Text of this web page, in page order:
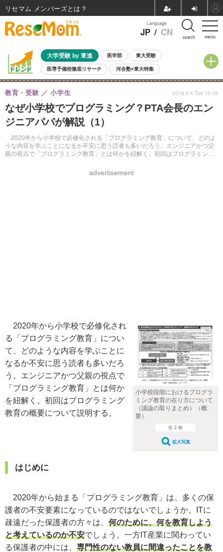
menu
Language
JP / CN search
大学受験 by 東進 医学部 東大受験
医専予備校徹底リサーチ 河合塾×東大特集
親子で考える大学選び 高校受験 中学受験 小学校受験
共通テスト 夏休み
8月開催イベント・WS 全国公立高校 過去問 人気記事
自由研究教材（小学生向け） 自由研究教材（中学生向け）
なぜ小学校でプログラミング？PTA会長のエン
ジニアパパが解説（1）
2020年から小学校で必修化される「プログラミング教育」について、どのよ
うな内容を学ぶことになるか不安に思う読者も多いだろう。エンジニアかつ父
親の視点で「プログラミング教育」とは何かを紐解く。初回はプログラミング
教育・受験 小学生
advertisement
2018.9.4 Tue 10:15
小学校段階におけるプログラ
ミング教育の在り方について
（議論の取りまとめ）（概
要）
全 2 枚
拡大写真
2020年から小学校で必修化され
る「プログラミング教育」につい
て、どのような内容を学ぶことに
なるか不安に思う読者も多いだろ
う。エンジニアかつ父親の視点で
「プログラミング教育」とは何か
を紐解く。初回はプログラミング
教育の概要について説明する。
はじめに
2020年から始まる「プログラミング教育」は、多くの保
護者の不安要素になっているのではないでしょうか。ITに
疎遠だった保護者の方々は、 何のために、何を教育しよう
と考えているのか不安でしょう。一方IT産業に関わってい
る保護者の中には、 専門性のない教員に間違ったことを教
リセマム メンバーズ